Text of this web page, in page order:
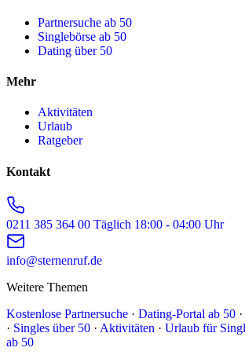
Partnersuche ab 50
Singlebörse ab 50
Dating über 50
Mehr
Aktivitäten
Urlaub
Ratgeber
Kontakt
0211 385 364 00 Täglich 18:00 - 04:00 Uhr
info@sternenruf.de
Weitere Themen
Kostenlose Partnersuche · Dating-Portal ab 50 ·
· Singles über 50 · Aktivitäten · Urlaub für
ab 50